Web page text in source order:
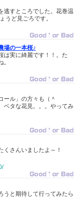
逃すところでした。花巻温
うど見ごろです。
場の一本桜♪
は実に綺麗です！！。た
ール」の方々も（＾
ベタな花見。。。やってみ
たくさんいましたよ～！
うと期待して行ってみたら